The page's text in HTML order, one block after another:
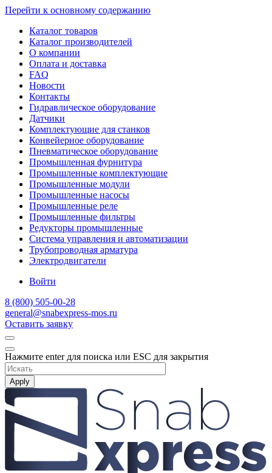
Перейти к основному содержанию
Каталог товаров
Каталог производителей
О компании
Оплата и доставка
FAQ
Новости
Контакты
Гидравлическое оборудование
Датчики
Комплектующие для станков
Конвейерное оборудование
Пневматическое оборудование
Промышленная фурнитура
Промышленные комплектующие
Промышленные модули
Промышленные насосы
Промышленные реле
Промышленные фильтры
Редукторы промышленные
Система управления и автоматизации
Трубопроводная арматура
Электродвигатели
Войти
8 (800) 505-00-28
general@snabexpress-mos.ru
Оставить заявку
Нажмите enter для поиска или ESC для закрытия
Apply